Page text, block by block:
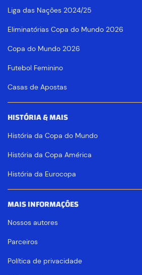
Liga das Nações 2024/25
Eliminatórias Copa do Mundo 2026
Copa do Mundo 2026
Futebol Feminino
Casas de Apostas
HISTÓRIA & MAIS
História da Copa do Mundo
História da Copa América
História da Eurocopa
MAIS INFORMAÇÕES
Nossos autores
Parceiros
Política de privacidade